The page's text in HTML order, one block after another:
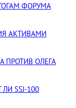
ФОРУМА
АКТИВАМИ
ПРОТИВ ОЛЕГА
SSJ-100